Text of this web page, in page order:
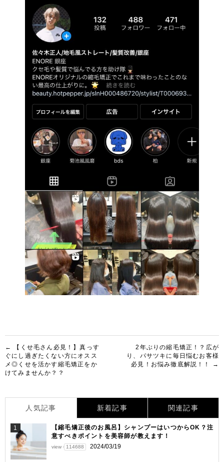
投
稿
ナ
ビ
ー
シ
ョ
← 【くせ毛さん必見！】真っす
ぐにし過ぎたくない方にオスス
メ◎くせを活かす縮毛矯正をか
けてみませんか？？
2年ぶりの縮毛矯正！？広が
り、パサツキに毎日悩むお客様
必見！お悩み徹底解説！！ →
人気記事 新着記事 関連記事
1
【縮毛矯正後のお風呂】シャンプーはいつからOK？注
意すべきポイントを美容師が教えます！
view 114688 2024/03/19